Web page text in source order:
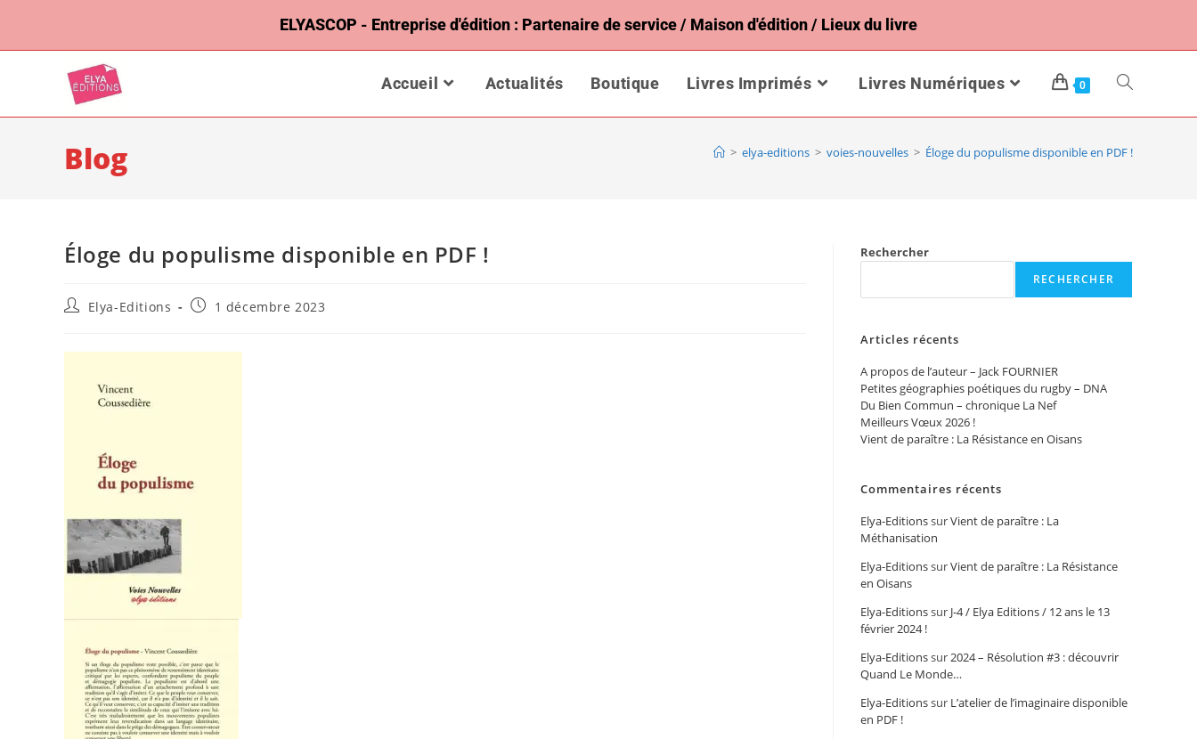
ELYASCOP - Entreprise d'édition : Partenaire de service / Maison d'édition / Lieux du livre
Accueil Actualités Boutique Livres Imprimés Livres Numériques 0
Blog > elya-editions > voies-nouvelles > Éloge du populisme disponible en PDF !
Éloge du populisme disponible en PDF !
Elya-Editions 1 décembre 2023
Rechercher
RECHERCHER
Articles récents
A propos de l’auteur – Jack FOURNIER
Petites géographies poétiques du rugby – DNA
Du Bien Commun – chronique La Nef
Meilleurs Vœux 2026 !
Vient de paraître : La Résistance en Oisans
Commentaires récents
Elya-EditionssurVient de paraître : La
Méthanisation
Elya-EditionssurVient de paraître : La Résistance
en Oisans
Elya-Editionssur J-4 / Elya Editions / 12 ans le 13
février 2024 !
Elya-Editionssur2024 – Résolution #3 : découvrir
Quand Le Monde…
Elya-Editionssur L’atelier de l’imaginaire disponible
en PDF !